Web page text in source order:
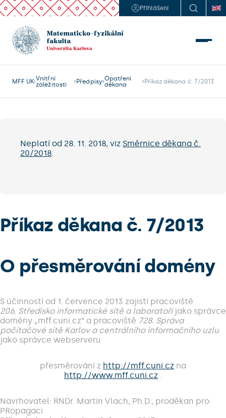
Přihlášení
MFF UK Vnitřní
záležitosti
Předpisy Opatření
děkana
Příkaz děkana č. 7/2013
Neplatí od 28. 11. 2018, viz Směrnice děkana č.
20/2018.
Příkaz děkana č. 7/2013
O přesměrování domény
S účinností od 1. července 2013 zajistí pracoviště
206. Středisko informatické sítě a laboratoříjako správce
domény „mff.cuni.cz“ a pracoviště 728. Správa
počítačové sítě Karlov a centrálního informačního uzlu
jako správce webserveru
přesměrování z http://mff.cuni.cz na
http://www.mff.cuni.cz .
Navrhovatel: RNDr. Martin Vlach, Ph.D., proděkan pro
PRopagaci